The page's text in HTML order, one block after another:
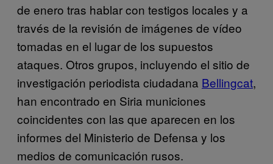
de enero tras hablar con testigos locales y a
través de la revisión de imágenes de vídeo
tomadas en el lugar de los supuestos
ataques. Otros grupos, incluyendo el sitio de
investigación periodista ciudadana Bellingcat,
han encontrado en Siria municiones
coincidentes con las que aparecen en los
informes del Ministerio de Defensa y los
medios de comunicación rusos.